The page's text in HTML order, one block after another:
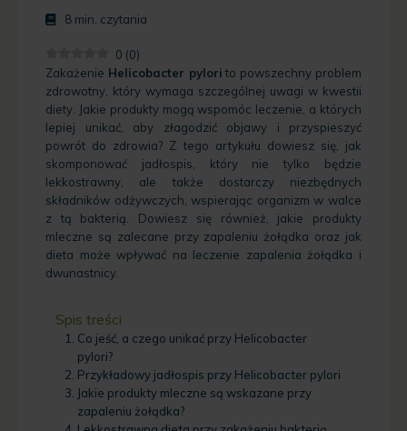
8 min. czytania
0 (0)
Zakażenie Helicobacter pylori to powszechny problem
zdrowotny, który wymaga szczególnej uwagi w kwestii
diety. Jakie produkty mogą wspomóc leczenie, a których
lepiej unikać, aby złagodzić objawy i przyspieszyć
powrót do zdrowia? Z tego artykułu dowiesz się, jak
skomponować jadłospis, który nie tylko będzie
lekkostrawny, ale także dostarczy niezbędnych
składników odżywczych, wspierając organizm w walce
z tą bakterią. Dowiesz się również, jakie produkty
mleczne są zalecane przy zapaleniu żołądka oraz jak
dieta może wpływać na leczenie zapalenia żołądka i
dwunastnicy.
Spis treści
Co jeść, a czego unikać przy Helicobacter
pylori?
Przykładowy jadłospis przy Helicobacter pylori
Jakie produkty mleczne są wskazane przy
zapaleniu żołądka?